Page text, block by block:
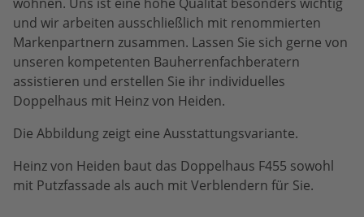
und wir arbeiten ausschließlich mit renommierten
Markenpartnern zusammen. Lassen Sie sich gerne von
unseren kompetenten Bauherrenfachberatern
assistieren und erstellen Sie ihr individuelles
Doppelhaus mit Heinz von Heiden.
Die Abbildung zeigt eine Ausstattungsvariante.
Heinz von Heiden baut das Doppelhaus F455 sowohl
mit Putzfassade als auch mit Verblendern für Sie.